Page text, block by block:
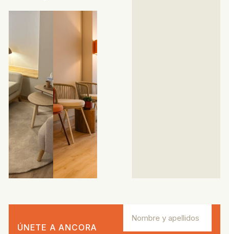
ÚNETE A ANCORA